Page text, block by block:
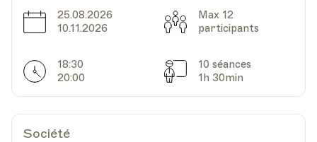
Date
25.08.2026
10.11.2026
Capacité
Max 12
participants
Horarires
18:30
20:00
Séances
10 séances
1h 30min
Société